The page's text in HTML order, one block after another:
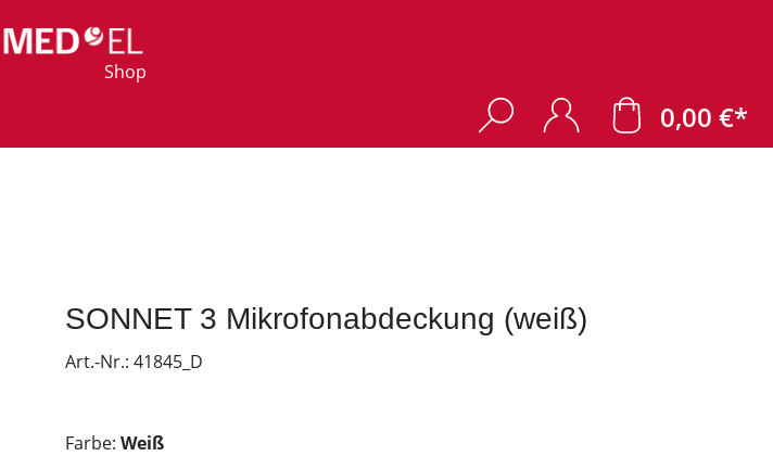
Shop
0,00 €*
SONNET 3 Mikrofonabdeckung (weiß)
Art.-Nr.: 41845_D
Farbe: Weiß